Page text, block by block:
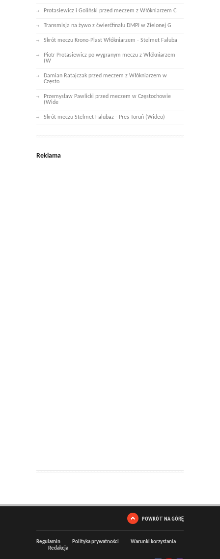
Protasiewicz i Goliński przed meczem z Włókniarzem C
Transmisja na żywo z ćwierćfinału DMPJ w Zielonej G
Skrót meczu Krono-Plast Włókniarzem - Stelmet Faluba
Piotr Protasiewicz po wygranym meczu z Włókniarzem
(W
Damian Ratajczak przed meczem z Włókniarzem w
Często
Przemysław Pawlicki przed meczem w Częstochowie
(Wide
Skrót meczu Stelmet Falubaz - Pres Toruń (Wideo)
Reklama
POWRÓT NA GÓRĘ
Regulamin Polityka prywatności
Warunki korzystania
Redakcja